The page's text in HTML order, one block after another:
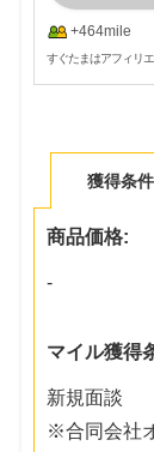
+464mile
すぐたまはアフィリ
獲得条件
商品価格:
-
マイル獲得
新規面談
※合同会社